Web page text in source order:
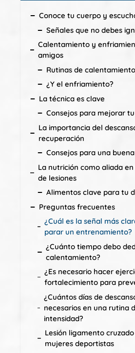
Conoce tu cuerpo y
Señales que no debes
Calentamiento y
amigos
Rutinas de
¿Y el enfriamiento?
La técnica es clave
Consejos para mejorar
La importancia del
recuperación
Consejos para una
La nutrición como aliada
de lesiones
Alimentos clave para tu
Preguntas frecuentes
¿Cuál es la señal más
parar un entrenamiento?
¿Cuánto tiempo debo
calentamiento?
¿Es necesario hacer
fortalecimiento para
¿Cuántos días de
necesarios en una rutina
intensidad?
Lesión ligamento
mujeres deportistas